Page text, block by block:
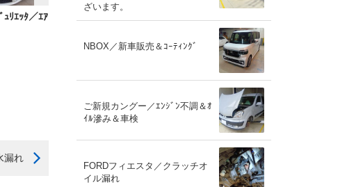
ｭﾘｴｯﾀ／ｴｱ
漏れ
ざいます。
NBOX／新車販売＆ｺｰﾃｨﾝｸﾞ
ご新規カングー／ｴﾝｼﾞﾝ不調＆ｵ
ｲﾙ滲み＆車検
FORDフィエスタ／クラッチオ
イル漏れ